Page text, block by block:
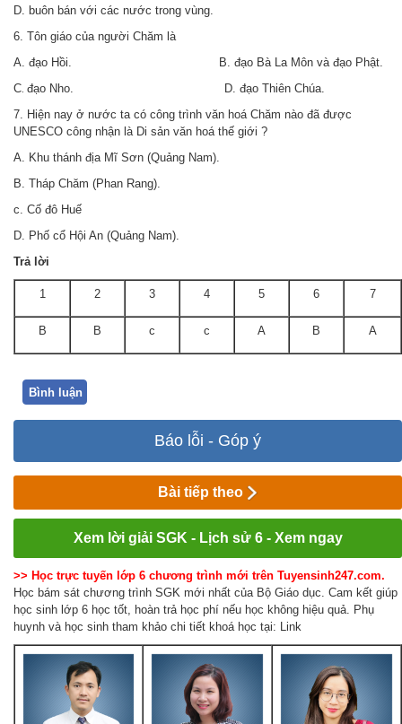
D. buôn bán với các nước trong vùng.
6. Tôn giáo của người Chăm là
A. đạo Hồi. B. đạo Bà La Môn và đạo Phật.
C đạo Nho. D. đạo Thiên Chúa.
7. Hiện nay ở nước ta có công trình văn hoá Chăm nào đã được
UNESCO công nhận là Di sản văn hoá thế giới ?
A. Khu thánh địa Mĩ Sơn (Quảng Nam).
B. Tháp Chăm (Phan Rang).
c. Cố đô Huế
D. Phố cổ Hội An (Quảng Nam).
Trảlời
1 2 3 4 5 6 7
B B c c A B A
Bình luận
Báo lỗi - Góp ý
Bài tiếp theo
Xem lời giải SGK - Lịch sử 6 - Xem ngay
>> Học trực tuyến lớp 6 chương trình mới trên Tuyensinh247.com.
Học bám sát chương trình SGK mới nhất của Bộ Giáo dục. Cam kết giúp
học sinh lớp 6 học tốt, hoàn trả học phí nếu học không hiệu quả. Phụ
huynh và học sinh tham khảo chi tiết khoá học tại: Link